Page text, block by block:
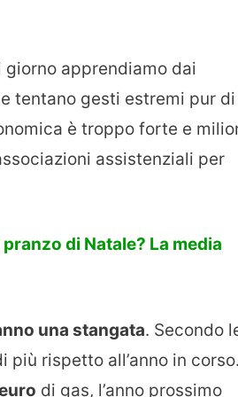
apprendiamo dai
tentano gesti estremi pur di
è troppo forte e
assistenziali per
di Natale? La media
una stangata. Secondo
rispetto all’anno in corso.
di gas, l’anno prossimo